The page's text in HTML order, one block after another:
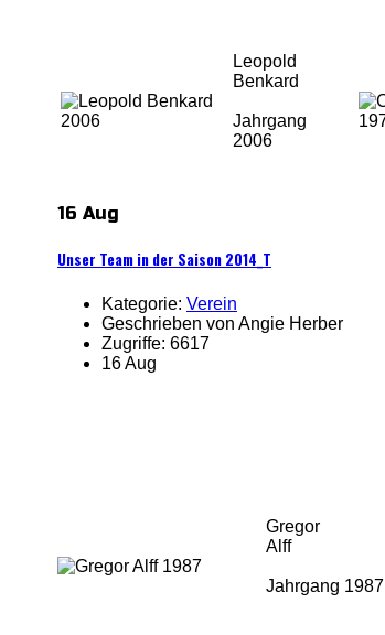
Leopold
Benkard
Jahrgang
2006
16 Aug
Unser Team in der Saison 2014_T
Kategorie: Verein
Geschrieben von Angie Herber
Zugriffe: 6617
16 Aug
Gregor
Alff
Jahrgang 1987